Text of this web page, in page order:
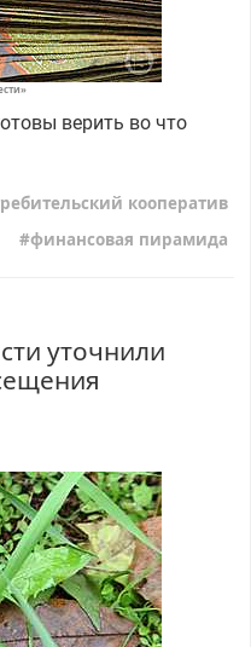
верить во что
кооператив
финансовая пирамида
уточнили